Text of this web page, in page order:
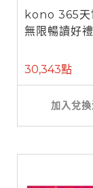
kono 365天
無限暢讀好
30,343點
加入兌